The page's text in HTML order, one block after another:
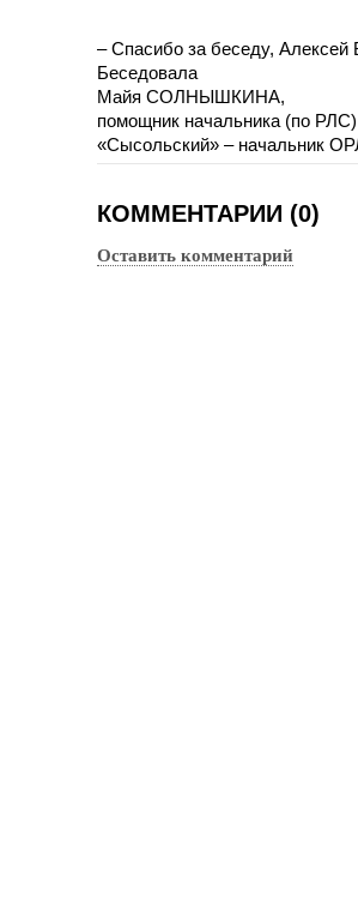
– Спасибо за беседу, Алексей
Беседовала
Майя СОЛНЫШКИНА,
помощник начальника (по
«Сысольский» – начальник
КОММЕНТАРИИ (0)
Оставить комментарий